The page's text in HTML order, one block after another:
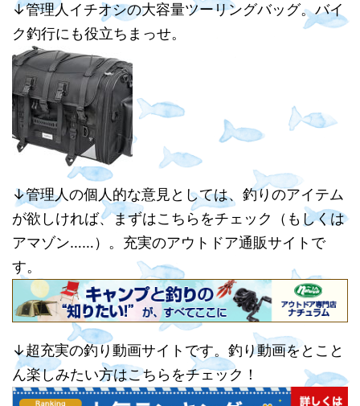
↓管理人イチオシの大容量ツーリングバッグ。バイ
ク釣行にも役立ちまっせ。
↓管理人の個人的な意見としては、釣りのアイテム
が欲しければ、まずはこちらをチェック（もしくは
アマゾン……）。充実のアウトドア通販サイトで
す。
↓超充実の釣り動画サイトです。釣り動画をとこと
ん楽しみたい方はこちらをチェック！